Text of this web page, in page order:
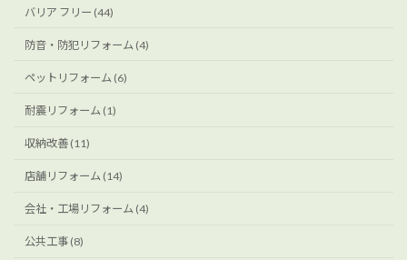
バリア フリー (44)
防音・防犯リフォーム (4)
ペットリフォーム (6)
耐震リフォーム (1)
収納改善 (11)
店舗リフォーム (14)
会社・工場リフォーム (4)
公共工事 (8)